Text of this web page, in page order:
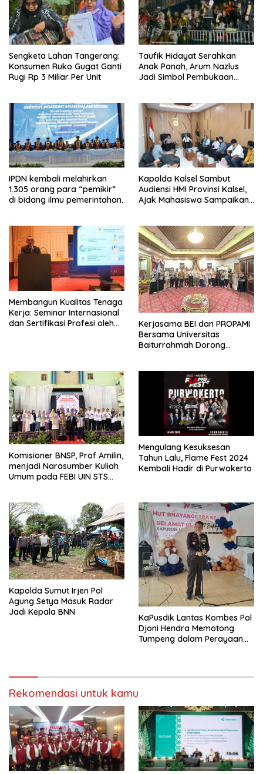
Sengketa Lahan Tangerang:
Konsumen Ruko Gugat Ganti
Rugi Rp 3 Miliar Per Unit
Taufik Hidayat Serahkan
Anak Panah, Arum Nazlus
Jadi Simbol Pembukaan
IPDN kembali melahirkan
1.305 orang para “pemikir”
di bidang ilmu pemerintahan.
Kapolda Kalsel Sambut
Audiensi HMI Provinsi Kalsel,
Ajak Mahasiswa Sampaikan
Membangun Kualitas Tenaga
Kerja: Seminar Internasional
dan Sertifikasi Profesi oleh
Kerjasama BEI dan PROPAMI
Bersama Universitas
Baiturrahmah Dorong
Komisioner BNSP, Prof Amilin,
menjadi Narasumber Kuliah
Umum pada FEBI UIN STS
Mengulang Kesuksesan
Tahun Lalu, Flame Fest 2024
Kembali Hadir di Purwokerto
Kapolda Sumut Irjen Pol
Agung Setya Masuk Radar
Jadi Kepala BNN
KaPusdik Lantas Kombes Pol
Djoni Hendra Memotong
Tumpeng dalam Perayaan
Rekomendasi untuk kamu